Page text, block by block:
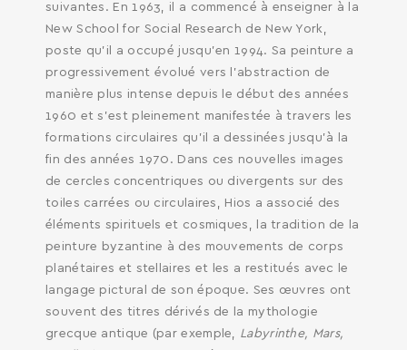
suivantes. En 1963, il a commencé à enseigner à la
New School for Social Research de New York,
poste qu’il a occupé jusqu’en 1994. Sa peinture a
progressivement évolué vers l’abstraction de
manière plus intense depuis le début des années
1960 et s’est pleinement manifestée à travers les
formations circulaires qu’il a dessinées jusqu’à la
fin des années 1970. Dans ces nouvelles images
de cercles concentriques ou divergents sur des
toiles carrées ou circulaires, Hios a associé des
éléments spirituels et cosmiques, la tradition de la
peinture byzantine à des mouvements de corps
planétaires et stellaires et les a restitués avec le
langage pictural de son époque. Ses œuvres ont
souvent des titres dérivés de la mythologie
grecque antique (par exemple, Labyrinthe, Mars,